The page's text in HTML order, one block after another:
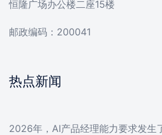
恒隆广场办公楼二座15楼
邮政编码：200041
热点新闻
2026年，AI产品经理能力要求发生